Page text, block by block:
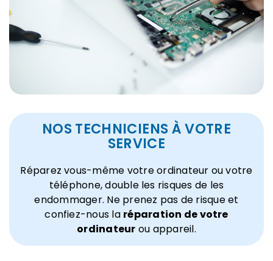
NOS TECHNICIENS À VOTRE
SERVICE
Réparez vous-même votre ordinateur ou votre
téléphone, double les risques de les
endommager. Ne prenez pas de risque et
confiez-nous la réparation de votre
ordinateur ou appareil.